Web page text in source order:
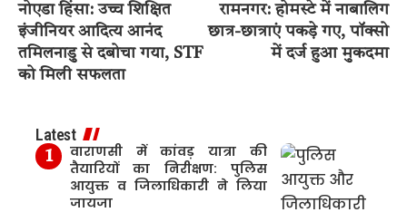
नोएडा हिंसा: उच्च शिक्षित
इंजीनियर आदित्य आनंद
तमिलनाडु से दबोचा गया, STF
को मिली सफलता
रामनगर: होमस्टे में नाबालिग
छात्र-छात्राएं पकड़े गए, पॉक्सो
में दर्ज हुआ मुकदमा
Latest
वाराणसी में कांवड़ यात्रा की
तैयारियों का निरीक्षण: पुलिस
आयुक्त व जिलाधिकारी ने लिया
जायजा